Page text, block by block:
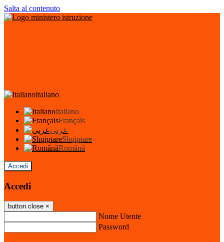
Salta al contenuto
Italiano
Italiano
Français
عربى
Shqiptare
Română
Accedi
Accedi
button close ×
Nome Utente
Password